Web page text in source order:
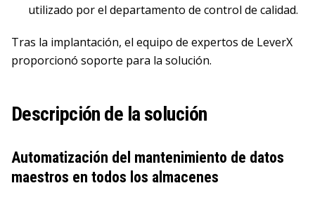
utilizado por el departamento de control de calidad.
Tras la implantación, el equipo de expertos de LeverX
proporcionó soporte para la solución.
Descripción de la solución
Automatización del mantenimiento de datos
maestros en todos los almacenes